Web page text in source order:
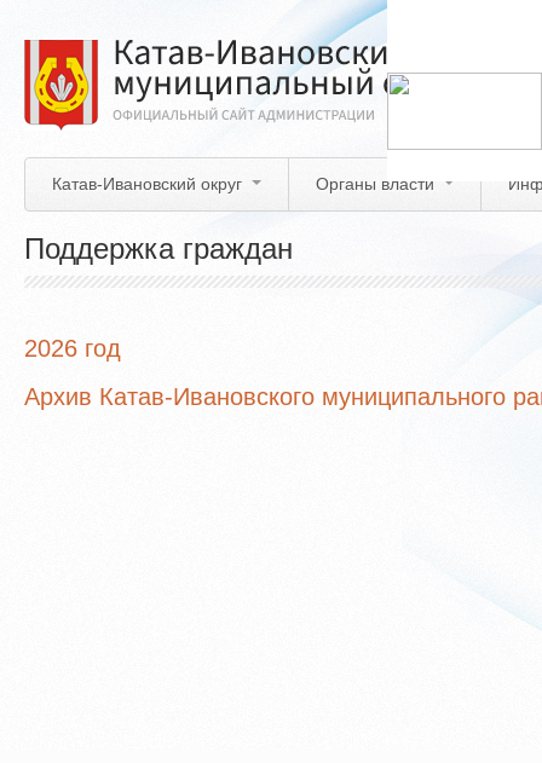
основному
содержанию
Катав-Ивановский округ Органы власти
Поддержка граждан
2026 год
Архив Катав-Ивановского муниципального